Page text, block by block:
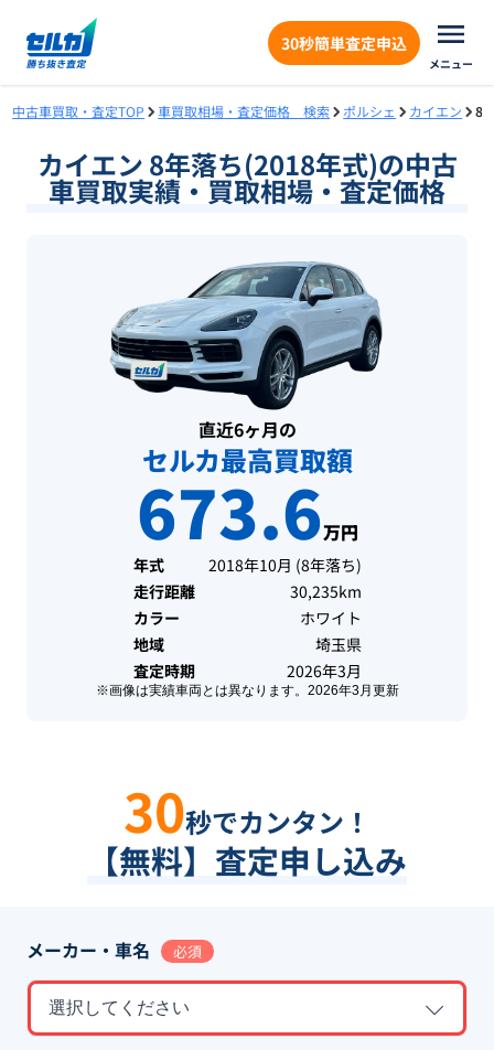
30秒簡単査定申込
メニュー
中古車買取・査定TOP 車買取相場・査定価格 検索 ポルシェ カイエン 8
カイエン 8年落ち(2018年式)の中古
車買取実績・買取相場・査定価格
直近6ヶ月の
セルカ最高買取額
673.6万円
年式 2018年10月 (8年落ち)
走行距離
30,235km
カラー
ホワイト
地域
埼玉県
査定時期
2026年3月
※画像は実績車両とは異なります。 2026年3月 更新
30秒でカンタン！
【無料】査定申し込み
メーカー・車名 必須
選択してください